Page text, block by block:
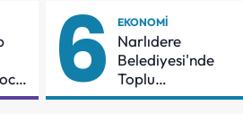
6 EKONOMI
Narlıdere
Belediyesi'nde
Toplu
Sözleşmeye